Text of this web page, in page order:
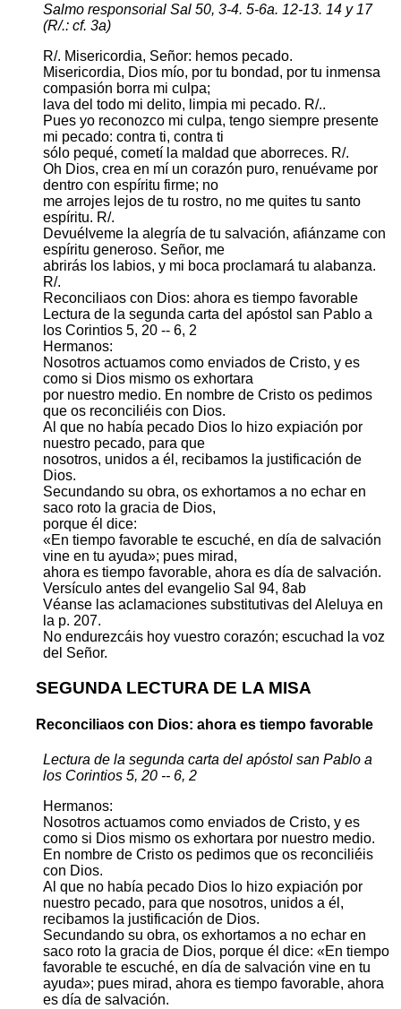
Salmo responsorial Sal 50, 3-4. 5-6a. 12-13. 14 y 17
(R/.: cf. 3a)
R/. Misericordia, Señor: hemos pecado.
Misericordia, Dios mío, por tu bondad, por tu inmensa
compasión borra mi culpa;
lava del todo mi delito, limpia mi pecado. R/..
Pues yo reconozco mi culpa, tengo siempre presente
mi pecado: contra ti, contra ti
sólo pequé, cometí la maldad que aborreces. R/.
Oh Dios, crea en mí un corazón puro, renuévame por
dentro con espíritu firme; no
me arrojes lejos de tu rostro, no me quites tu santo
espíritu. R/.
Devuélveme la alegría de tu salvación, afiánzame con
espíritu generoso. Señor, me
abrirás los labios, y mi boca proclamará tu alabanza.
R/.
Reconciliaos con Dios: ahora es tiempo favorable
Lectura de la segunda carta del apóstol san Pablo a
los Corintios 5, 20 -- 6, 2
Hermanos:
Nosotros actuamos como enviados de Cristo, y es
como si Dios mismo os exhortara
por nuestro medio. En nombre de Cristo os pedimos
que os reconciliéis con Dios.
Al que no había pecado Dios lo hizo expiación por
nuestro pecado, para que
nosotros, unidos a él, recibamos la justificación de
Dios.
Secundando su obra, os exhortamos a no echar en
saco roto la gracia de Dios,
porque él dice:
«En tiempo favorable te escuché, en día de salvación
vine en tu ayuda»; pues mirad,
ahora es tiempo favorable, ahora es día de salvación.
Versículo antes del evangelio Sal 94, 8ab
Véanse las aclamaciones substitutivas del Aleluya en
la p. 207.
No endurezcáis hoy vuestro corazón; escuchad la voz
del Señor.
SEGUNDA LECTURA DE LA MISA
Reconciliaos con Dios: ahora es tiempo favorable
Lectura de la segunda carta del apóstol san Pablo a
los Corintios 5, 20 -- 6, 2
Hermanos:
Nosotros actuamos como enviados de Cristo, y es
como si Dios mismo os exhortara por nuestro medio.
En nombre de Cristo os pedimos que os reconciliéis
con Dios.
Al que no había pecado Dios lo hizo expiación por
nuestro pecado, para que nosotros, unidos a él,
recibamos la justificación de Dios.
Secundando su obra, os exhortamos a no echar en
saco roto la gracia de Dios, porque él dice: «En tiempo
favorable te escuché, en día de salvación vine en tu
ayuda»; pues mirad, ahora es tiempo favorable, ahora
es día de salvación.